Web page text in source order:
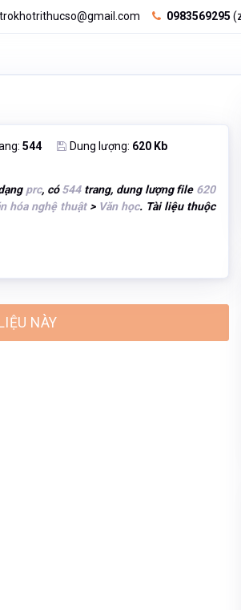
0983569295
544 Dung lượng: 620 Kb
prc, có544trang, dung lượng file 620
hóa nghệ thuật> Văn học. Tài liệu thuộc
NÀY